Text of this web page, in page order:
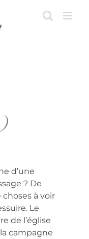
d’une
? De
à voir
Le
de l’église
campagne